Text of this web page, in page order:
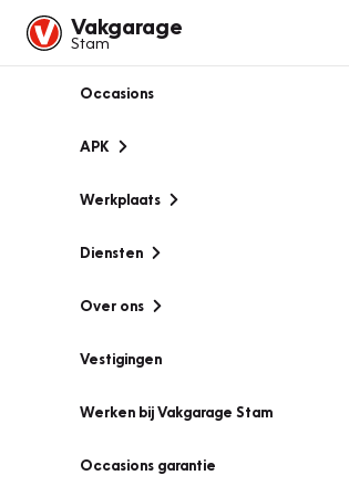
Vakgarage
Stam
Occasions
APK
Werkplaats
Diensten
Over ons
Vestigingen
Werken bij Vakgarage Stam
Occasions garantie